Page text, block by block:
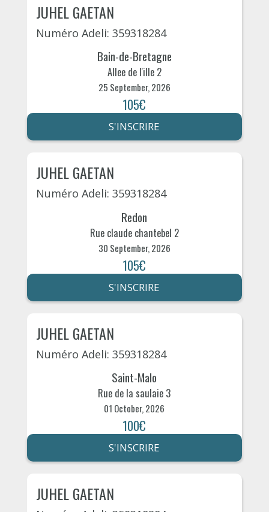
JUHEL GAETAN
Numéro Adeli: 359318284
Bain-de-Bretagne
Allee de l'ille 2
25 September, 2026
105€
S'INSCRIRE
JUHEL GAETAN
Numéro Adeli: 359318284
Redon
Rue claude chantebel 2
30 September, 2026
105€
S'INSCRIRE
JUHEL GAETAN
Numéro Adeli: 359318284
Saint-Malo
Rue de la saulaie 3
01 October, 2026
100€
S'INSCRIRE
JUHEL GAETAN